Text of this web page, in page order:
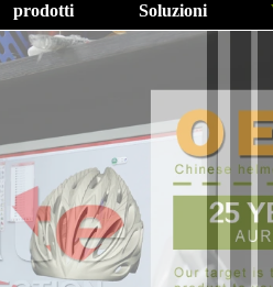
prodotti Soluzioni